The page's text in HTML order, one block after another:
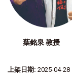
葉銘泉 教授
上架日期: 2025-04-28